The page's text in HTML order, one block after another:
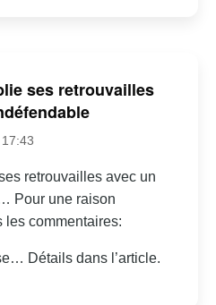
ses retrouvailles
retrouvailles avec un
Pour une raison
commentaires:
Détails dans l’article.